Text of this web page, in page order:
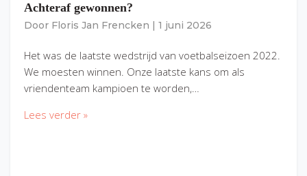
Achteraf gewonnen?
Door Floris Jan Frencken 1 juni 2026
Het was de laatste wedstrijd van voetbalseizoen 2022.
We moesten winnen. Onze laatste kans om als
vriendenteam kampioen te worden,…
Lees verder »